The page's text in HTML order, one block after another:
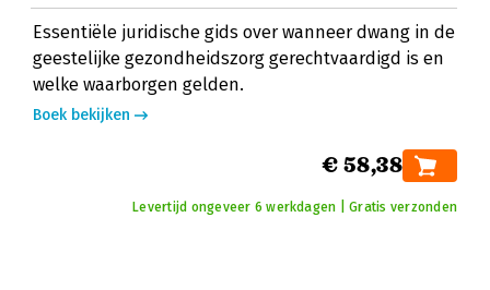
Essentiële juridische gids over wanneer dwang in de
geestelijke gezondheidszorg gerechtvaardigd is en
welke waarborgen gelden.
Boek bekijken
€ 58,38
Levertijd ongeveer 6 werkdagen | Gratis verzonden